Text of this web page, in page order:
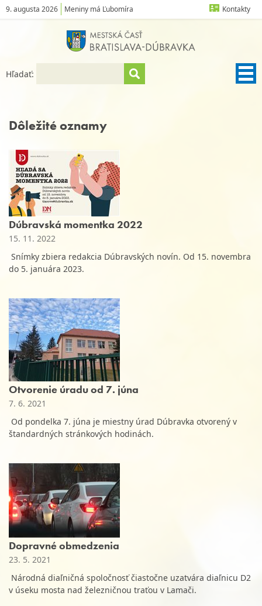
9. augusta 2026 Meniny má Ľubomíra Kontakty
Hľadať:
Dôležité oznamy
Dúbravská momentka 2022
15. 11. 2022
Snímky zbiera redakcia Dúbravských novín. Od 15. novembra
do 5. januára 2023.
Otvorenie úradu od 7. júna
7. 6. 2021
Od pondelka 7. júna je miestny úrad Dúbravka otvorený v
štandardných stránkových hodinách.
Dopravné obmedzenia
23. 5. 2021
Národná diaľničná spoločnosť čiastočne uzatvára diaľnicu D2
v úseku mosta nad železničnou traťou v Lamači.